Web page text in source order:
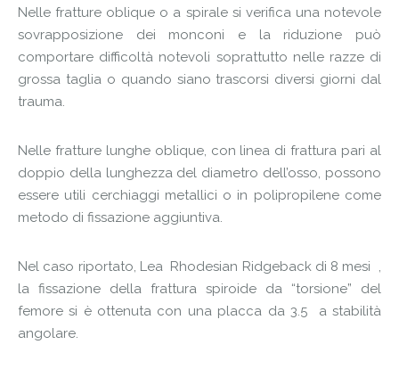
Nelle fratture oblique o a spirale si verifica una notevole
sovrapposizione dei monconi e la riduzione può
comportare difficoltà notevoli soprattutto nelle razze di
grossa taglia o quando siano trascorsi diversi giorni dal
trauma.
Nelle fratture lunghe oblique, con linea di frattura pari al
doppio della lunghezza del diametro dell’osso, possono
essere utili cerchiaggi metallici o in polipropilene come
metodo di fissazione aggiuntiva.
Nel caso riportato, Lea Rhodesian Ridgeback di 8 mesi ,
la fissazione della frattura spiroide da “torsione” del
femore si è ottenuta con una placca da 3.5 a stabilità
angolare.